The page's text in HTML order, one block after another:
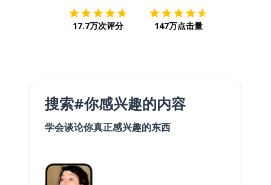
17.7万次评分 147万点击量
搜索#你感兴趣的内容
学会谈论你真正感兴趣的东西